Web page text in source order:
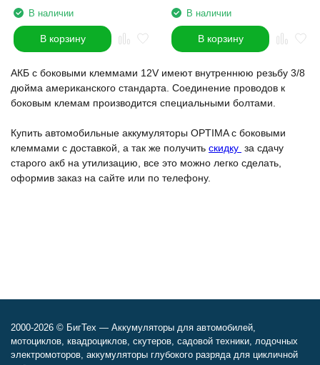
В наличии
В корзину
В наличии
В корзину
АКБ c боковыми клеммами 12V имеют внутреннюю резьбу 3/8
дюйма американского стандарта. Соединение проводов к
боковым клемам производится специальными болтами.
Купить автомобильные аккумуляторы OPTIMA c боковыми
клеммами с доставкой, а так же получить скидку за сдачу
старого акб на утилизацию, все это можно легко сделать,
оформив заказ на сайте или по телефону.
2000-2026 © БигТех — Аккумуляторы для автомобилей,
мотоциклов, квадроциклов, скутеров, садовой техники, лодочных
электромоторов, аккумуляторы глубокого разряда для цикличной